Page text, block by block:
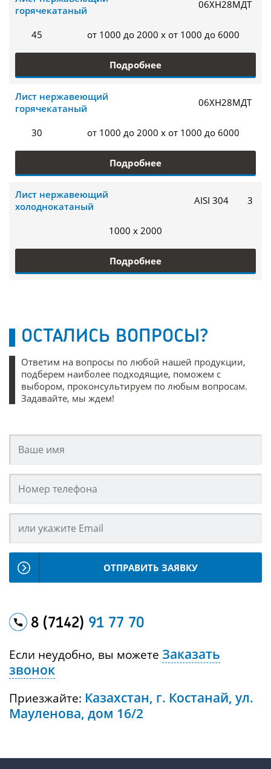
горячекатаный
06ХН28МДТ
45 от 1000 до 2000 x от 1000 до 6000
Подробнее
Лист нержавеющий
горячекатаный
06ХН28МДТ
30 от 1000 до 2000 x от 1000 до 6000
Подробнее
Лист нержавеющий
холоднокатаный
AISI 304 3
1000 x 2000
Подробнее
ОСТАЛИСЬ ВОПРОСЫ?
Ответим на вопросы по любой нашей продукции,
подберем наиболее подходящие, поможем с
выбором, проконсультируем по любым вопросам.
Задавайте, мы ждем!
ОТПРАВИТЬ ЗАЯВКУ
8 (7142) 91 77 70
Если неудобно, вы можете Заказать
звонок
Приезжайте: Казахстан, г. Костанай, ул.
Мауленова, дом 16/2